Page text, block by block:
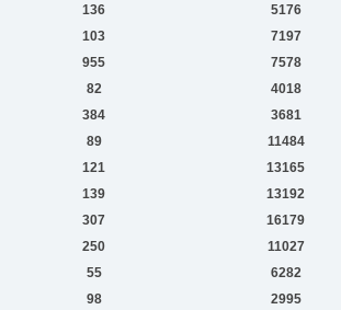
136 5176
103 7197
955 7578
82 4018
384 3681
89 11484
121 13165
139 13192
307 16179
250 11027
55 6282
98 2995